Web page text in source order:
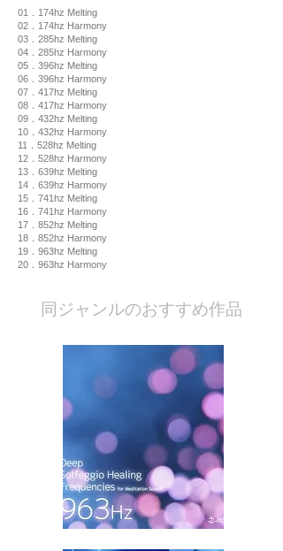
01．174hz Melting
02．174hz Harmony
03．285hz Melting
04．285hz Harmony
05．396hz Melting
06．396hz Harmony
07．417hz Melting
08．417hz Harmony
09．432hz Melting
10．432hz Harmony
11．528hz Melting
12．528hz Harmony
13．639hz Melting
14．639hz Harmony
15．741hz Melting
16．741hz Harmony
17．852hz Melting
18．852hz Harmony
19．963hz Melting
20．963hz Harmony
​同ジャンルのおすすめ作品